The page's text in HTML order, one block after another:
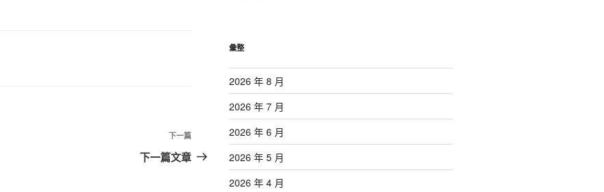
下
一
下一篇
下一篇文章
彙整
2026 年 8 月
2026 年 7 月
2026 年 6 月
2026 年 5 月
2026 年 4 月